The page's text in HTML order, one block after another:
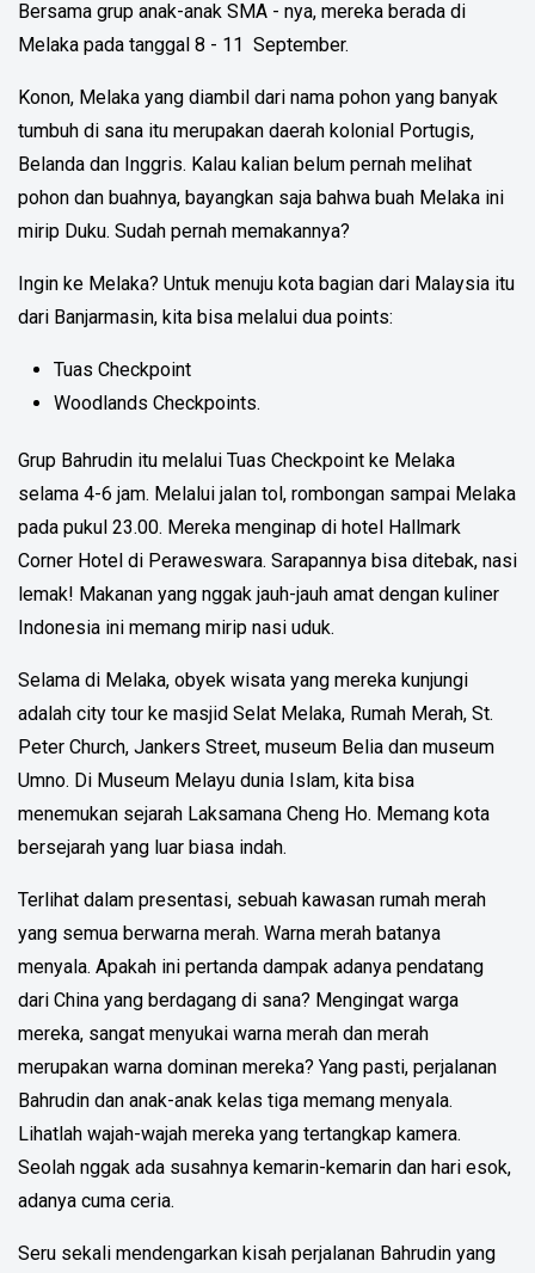
Bersama grup anak-anak SMA - nya, mereka berada di
Melaka pada tanggal 8 - 11 September.
Konon, Melaka yang diambil dari nama pohon yang banyak
tumbuh di sana itu merupakan daerah kolonial Portugis,
Belanda dan Inggris. Kalau kalian belum pernah melihat
pohon dan buahnya, bayangkan saja bahwa buah Melaka ini
mirip Duku. Sudah pernah memakannya?
Ingin ke Melaka? Untuk menuju kota bagian dari Malaysia itu
dari Banjarmasin, kita bisa melalui dua points:
Tuas Checkpoint
Woodlands Checkpoints.
Grup Bahrudin itu melalui Tuas Checkpoint ke Melaka
selama 4-6 jam. Melalui jalan tol, rombongan sampai Melaka
pada pukul 23.00. Mereka menginap di hotel Hallmark
Corner Hotel di Peraweswara. Sarapannya bisa ditebak, nasi
lemak! Makanan yang nggak jauh-jauh amat dengan kuliner
Indonesia ini memang mirip nasi uduk.
Selama di Melaka, obyek wisata yang mereka kunjungi
adalah city tour ke masjid Selat Melaka, Rumah Merah, St.
Peter Church, Jankers Street, museum Belia dan museum
Umno. Di Museum Melayu dunia Islam, kita bisa
menemukan sejarah Laksamana Cheng Ho. Memang kota
bersejarah yang luar biasa indah.
Terlihat dalam presentasi, sebuah kawasan rumah merah
yang semua berwarna merah. Warna merah batanya
menyala. Apakah ini pertanda dampak adanya pendatang
dari China yang berdagang di sana? Mengingat warga
mereka, sangat menyukai warna merah dan merah
merupakan warna dominan mereka? Yang pasti, perjalanan
Bahrudin dan anak-anak kelas tiga memang menyala.
Lihatlah wajah-wajah mereka yang tertangkap kamera.
Seolah nggak ada susahnya kemarin-kemarin dan hari esok,
adanya cuma ceria.
Seru sekali mendengarkan kisah perjalanan Bahrudin yang